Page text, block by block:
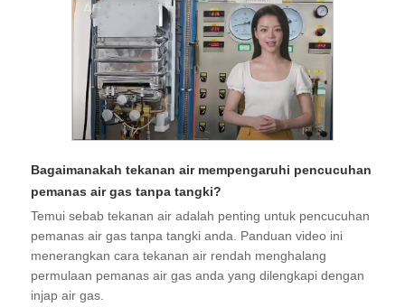
Bagaimanakah tekanan air mempengaruhi pencucuhan
pemanas air gas tanpa tangki?
Temui sebab tekanan air adalah penting untuk pencucuhan
pemanas air gas tanpa tangki anda. Panduan video ini
menerangkan cara tekanan air rendah menghalang
permulaan pemanas air gas anda yang dilengkapi dengan
injap air gas.